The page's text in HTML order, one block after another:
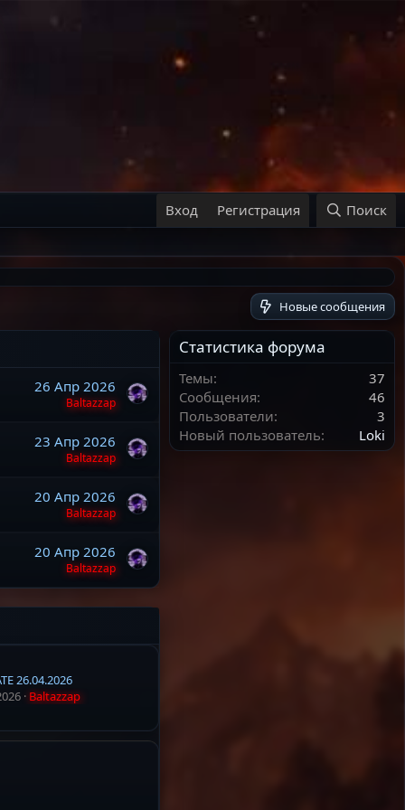
Вход Регистрация Поиск
Новые сообщения
26 Апр 2026
Baltazzap
23 Апр 2026
Baltazzap
20 Апр 2026
Baltazzap
20 Апр 2026
Baltazzap
26.04.2026
Baltazzap
Статистика форума
Темы
37
Сообщения
46
Пользователи
3
Новый пользователь
Loki